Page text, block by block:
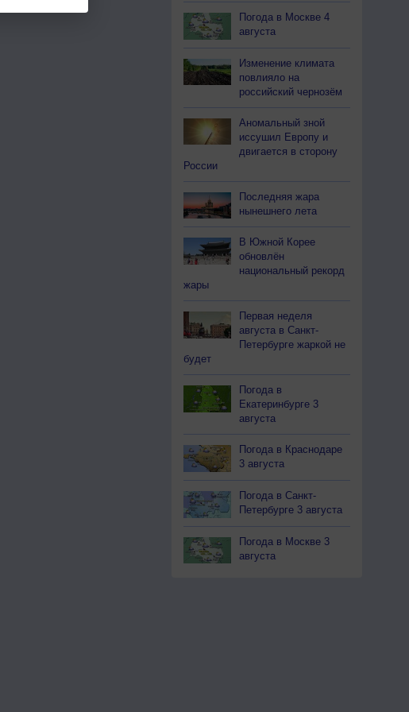
Погода в Москве 4
августа
Изменение климата
повлияло на
российский чернозём
Аномальный зной
иссушил Европу и
двигается в сторону
России
Последняя жара
нынешнего лета
В Южной Корее
обновлён
национальный рекорд
жары
Первая неделя
августа в Санкт-
Петербурге жаркой не
будет
Погода в
Екатеринбурге 3
августа
Погода в Краснодаре
3 августа
Погода в Санкт-
Петербурге 3 августа
Погода в Москве 3
августа